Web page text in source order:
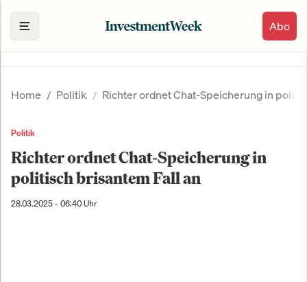
Abo
Home Politik Richter ordnet Chat-Speicherung in
Politik
Richter ordnet Chat-Speicherung in
politisch brisantem Fall an
28.03.2025 - 06:40 Uhr